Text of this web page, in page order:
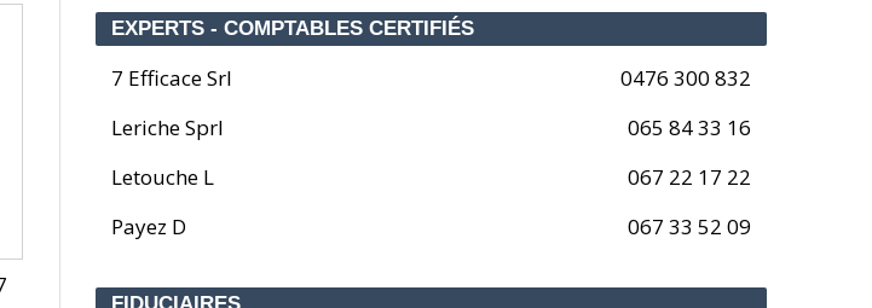
EXPERTS - COMPTABLES CERTIFIÉS
7 Efficace Srl
0476 300 832
Leriche Sprl
065 84 33 16
Letouche L
067 22 17 22
Payez D
067 33 52 09